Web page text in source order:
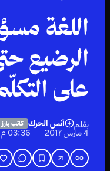
اللغة
الرضيع
على
بقلم أنس الحرك كاتب بارز
4 مارس 2017 — 03:36 م